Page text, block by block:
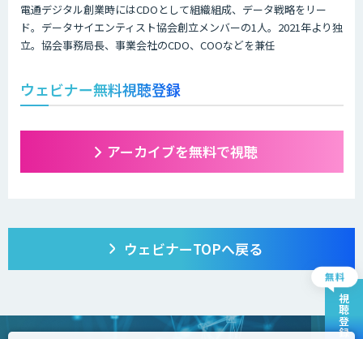
電通デジタル創業時にはCDOとして組織組成、データ戦略をリー
ド。データサイエンティスト協会創立メンバーの1人。2021年より独
立。協会事務局長、事業会社のCDO、COOなどを兼任
ウェビナー無料視聴登録
アーカイブを無料で視聴
ウェビナーTOPへ戻る
視聴登録